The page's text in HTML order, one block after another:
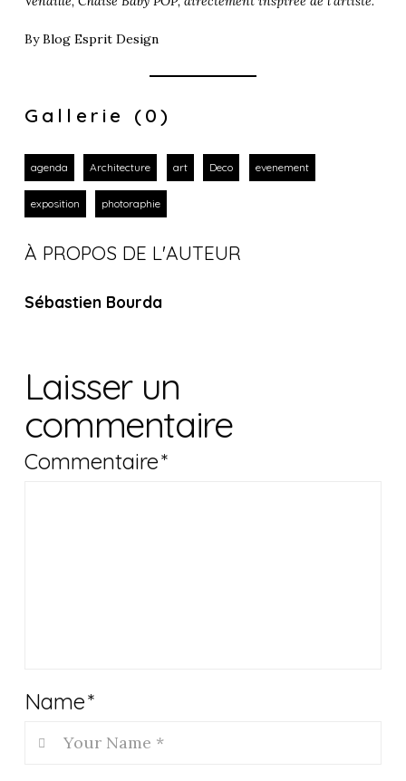
ByBlog Esprit Design
Gallerie (0)
agenda Architecture art Deco evenement
exposition photoraphie
À PROPOS DE L'AUTEUR
Sébastien Bourda
Laisser un
commentaire
Commentaire*
Name*